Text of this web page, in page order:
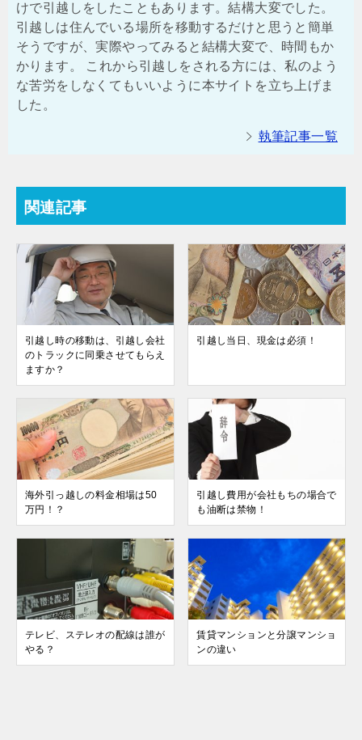
けで引越しをしたこともあります。結構大変でした。
引越しは住んでいる場所を移動するだけと思うと簡単
そうですが、実際やってみると結構大変で、時間もか
かります。 これから引越しをされる方には、私のよう
な苦労をしなくてもいいように本サイトを立ち上げま
した。
執筆記事一覧
関連記事
引越し時の移動は、引越し会社
のトラックに同乗させてもらえ
ますか？
引越し当日、現金は必須！
海外引っ越しの料金相場は50
万円！？
引越し費用が会社もちの場合で
も油断は禁物！
テレビ、ステレオの配線は誰が
やる？
賃貸マンションと分譲マンショ
ンの違い